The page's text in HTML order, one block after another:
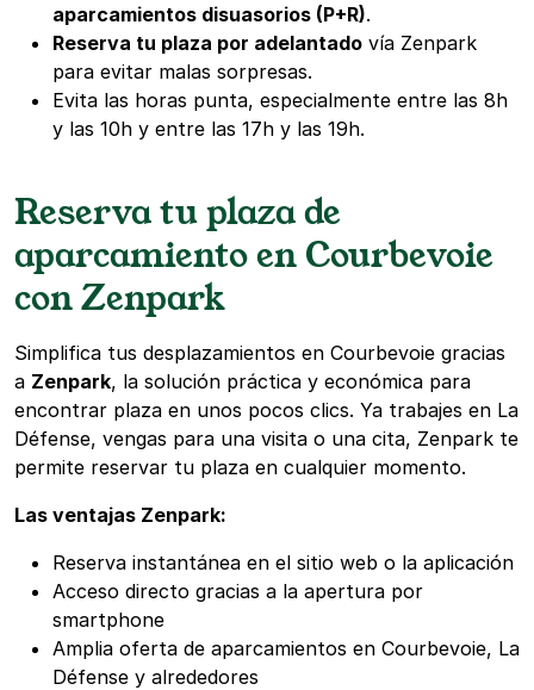
aparcamientos disuasorios (P+R).
Reserva tu plaza por adelantado vía Zenpark
para evitar malas sorpresas.
Evita las horas punta, especialmente entre las 8h
y las 10h y entre las 17h y las 19h.
Reserva tu plaza de
aparcamiento en Courbevoie
con Zenpark
Simplifica tus desplazamientos en Courbevoie gracias
a Zenpark, la solución práctica y económica para
encontrar plaza en unos pocos clics. Ya trabajes en La
Défense, vengas para una visita o una cita, Zenpark te
permite reservar tu plaza en cualquier momento.
Las ventajas Zenpark:
Reserva instantánea en el sitio web o la aplicación
Acceso directo gracias a la apertura por
smartphone
Amplia oferta de aparcamientos en Courbevoie, La
Défense y alrededores